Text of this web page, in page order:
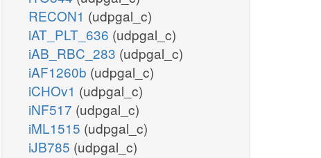
RECON1 (udpgal_c)
iAT_PLT_636 (udpgal_c)
iAB_RBC_283 (udpgal_c)
iAF1260b (udpgal_c)
iCHOv1 (udpgal_c)
iNF517 (udpgal_c)
iML1515 (udpgal_c)
iJB785 (udpgal_c)